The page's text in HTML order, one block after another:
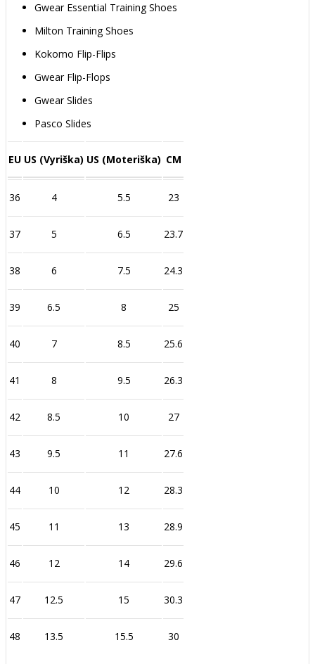
Gwear Essential Training Shoes
Milton Training Shoes
Kokomo Flip-Flips
Gwear Flip-Flops
Gwear Slides
Pasco Slides
EU US (Vyriška) US (Moteriška) CM
36 4 5.5 23
37 5 6.5 23.7
38 6 7.5 24.3
39 6.5 8 25
40 7 8.5 25.6
41 8 9.5 26.3
42 8.5 10 27
43 9.5 11 27.6
44 10 12 28.3
45 11 13 28.9
46 12 14 29.6
47 12.5 15 30.3
48 13.5 15.5 30